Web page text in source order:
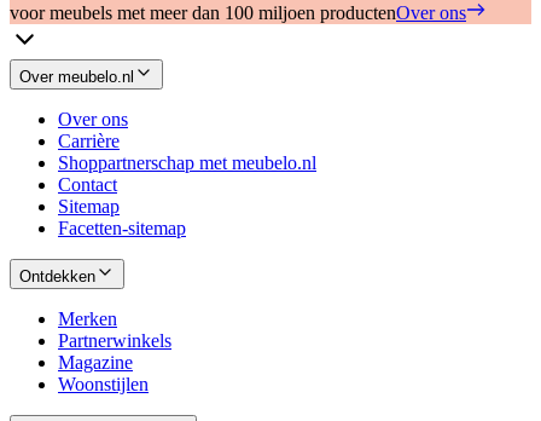
voor meubels met meer dan 100 miljoen productenOver ons
Over meubelo.nl
Over ons
Carrière
Shoppartnerschap met meubelo.nl
Contact
Sitemap
Facetten-sitemap
Ontdekken
Merken
Partnerwinkels
Magazine
Woonstijlen